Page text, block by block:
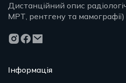
Дистанційний опис
МРТ, рентгену та мамографії)
Інформація